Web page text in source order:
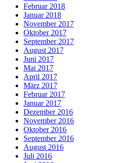
Februar 2018
Januar 2018
November 2017
Oktober 2017
September 2017
August 2017
Juni 2017
Mai 2017
April 2017
März 2017
Februar 2017
Januar 2017
Dezember 2016
November 2016
Oktober 2016
September 2016
August 2016
Juli 2016